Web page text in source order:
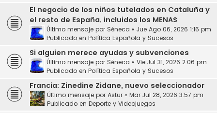
El negocio de los niños tutelados en Cataluña y
el resto de España, incluidos los MENAS
Último mensaje por Séneca « Jue Ago 06, 2026 1:16 pm
Publicado en Política Española y Sucesos
Si alguien merece ayudas y subvenciones
Último mensaje por Séneca « Vie Jul 31, 2026 2:06 pm
Publicado en Política Española y Sucesos
Francia: Zinedine Zidane, nuevo seleccionador
Último mensaje por Astur « Mar Jul 28, 2026 3:57 pm
Publicado en Deporte y Videojuegos